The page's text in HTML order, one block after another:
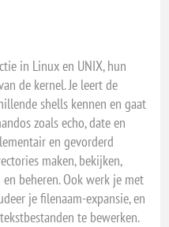
in Linux en UNIX, hun
de kernel. Je leert de
shells kennen en gaat
zoals echo, date en
en gevorderd
maken, bekijken,
beheren. Ook werk je met
je filenaam-expansie, en
te bewerken.